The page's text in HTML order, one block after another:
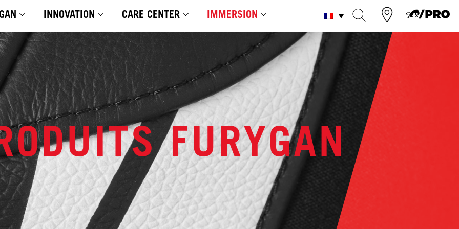
INNOVATION CARE CENTER IMMERSION
FURYGAN